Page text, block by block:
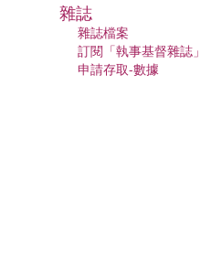
雜誌
雜誌檔案
訂閱「執事基督雜誌」
申請存取-數據